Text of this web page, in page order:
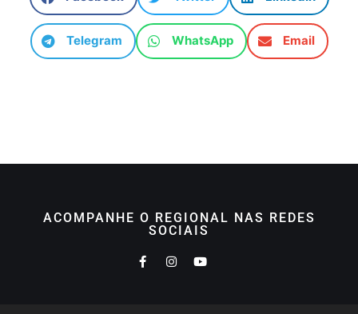
Telegram WhatsApp Email
ACOMPANHE O REGIONAL NAS REDES
SOCIAIS